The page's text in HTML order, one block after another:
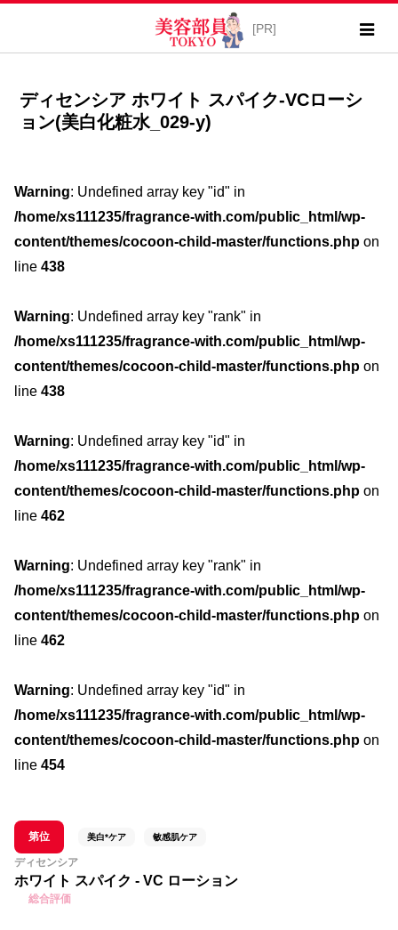
ディセンシア ホワイト スパイク-VCローシ
ョン(美白化粧水_029-y)
Warning: Undefined array key "id" in
/home/xs111235/fragrance-with.com/public_html/wp-
content/themes/cocoon-child-master/functions.php on
line 438
Warning: Undefined array key "rank" in
/home/xs111235/fragrance-with.com/public_html/wp-
content/themes/cocoon-child-master/functions.php on
line 438
Warning: Undefined array key "id" in
/home/xs111235/fragrance-with.com/public_html/wp-
content/themes/cocoon-child-master/functions.php on
line 462
Warning: Undefined array key "rank" in
/home/xs111235/fragrance-with.com/public_html/wp-
content/themes/cocoon-child-master/functions.php on
line 462
Warning: Undefined array key "id" in
/home/xs111235/fragrance-with.com/public_html/wp-
content/themes/cocoon-child-master/functions.php on
line 454
第位 美白*ケア 敏感肌ケア
ディセンシア
ホワイト スパイク - VC ローション
総合評価